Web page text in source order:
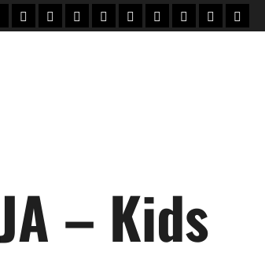
O
PORODICE
KONTAKT
KLIJENTI
USLOVIзачисление
зарахування
EnglishVesti
– Kids